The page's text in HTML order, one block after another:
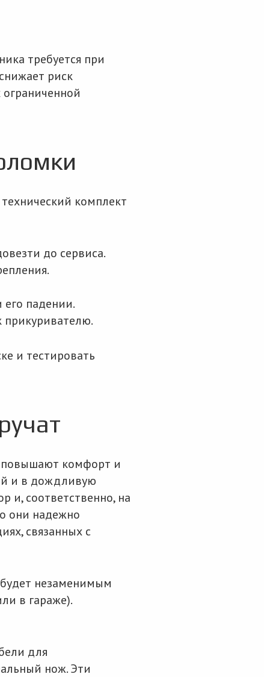
требуется при
риск
комплект
до сервиса.
падении.
прикуривателю.
и тестировать
повышают комфорт и
и в дождливую
и, соответственно, на
они надежно
связанных с
незаменимым
в гараже).
для
нож. Эти